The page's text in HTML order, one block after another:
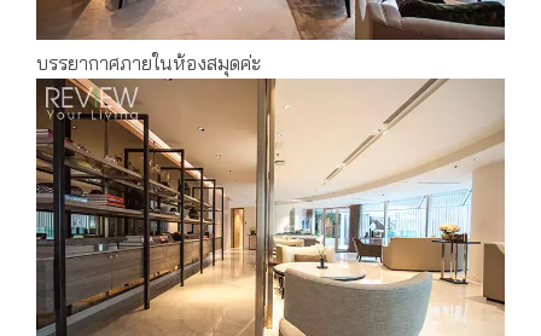
บรรยากาศภายในห้องสมุดค่ะ